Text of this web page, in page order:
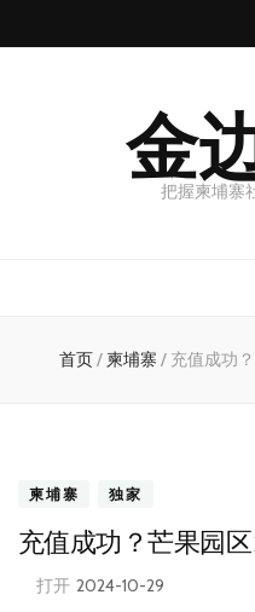
金把握柬埔寨
首页/ 柬埔寨 / 充值成功
柬埔寨 独家
充值成功？芒果园
打开 2024-10-29